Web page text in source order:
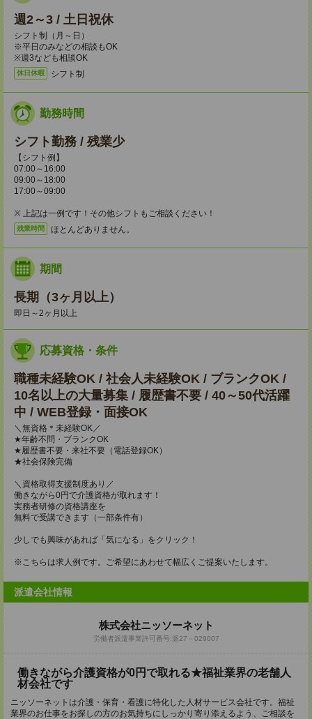
週2～3 / 土日祝休
シフト制（月～日）
※平日のみなどの相談もOK
※週3なども相談OK
休日休暇 シフト制
勤務時間
シフト勤務 / 残業少
【シフト例】
07:00～16:00
09:00～18:00
17:00～09:00
※ 上記は一例です！その他シフトもご相談ください！
残業時間 ほとんどありません。
期間
長期（3ヶ月以上）
即日～2ヶ月以上
応募資格・条件
職種未経験OK / 社会人未経験OK / ブランクOK /
10名以上の大量募集 / 履歴書不要 / 40～50代活躍
中 / WEB登録・面接OK
＼無資格＊未経験OK／
★年齢不問・ブランクOK
★履歴書不要・来社不要（電話登録OK）
★社会保険完備
＼資格取得支援制度あり／
働きながら0円で介護資格が取れます！
実務者研修の資格講座を
無料で受講できます（一部条件有）
少しでも興味があれば「気になる」をクリック！
※こちらは求人例です。ご希望にあわせて幅広くご提案いたします。
派遣会社情報
株式会社ニッソーネット
労働者派遣事業許可番号:派27－029007
働きながら介護資格が0円で取れる★福祉業界の老舗人
材会社です
ニッソーネットは介護・保育・看護に特化した人材サービス会社です。福祉
業界のお仕事をお探しの方のお気持ちにしっかり寄り添えるよう、ご相談を